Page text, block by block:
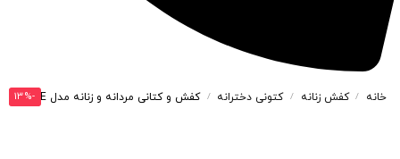
خانه / کفش زنانه / کتونی دخترانه / کفش و کتانی مردانه و زنانه مدل SALOMON_OUTPLUSE رنگ سفیدسرمه ای کد 4415 -13%